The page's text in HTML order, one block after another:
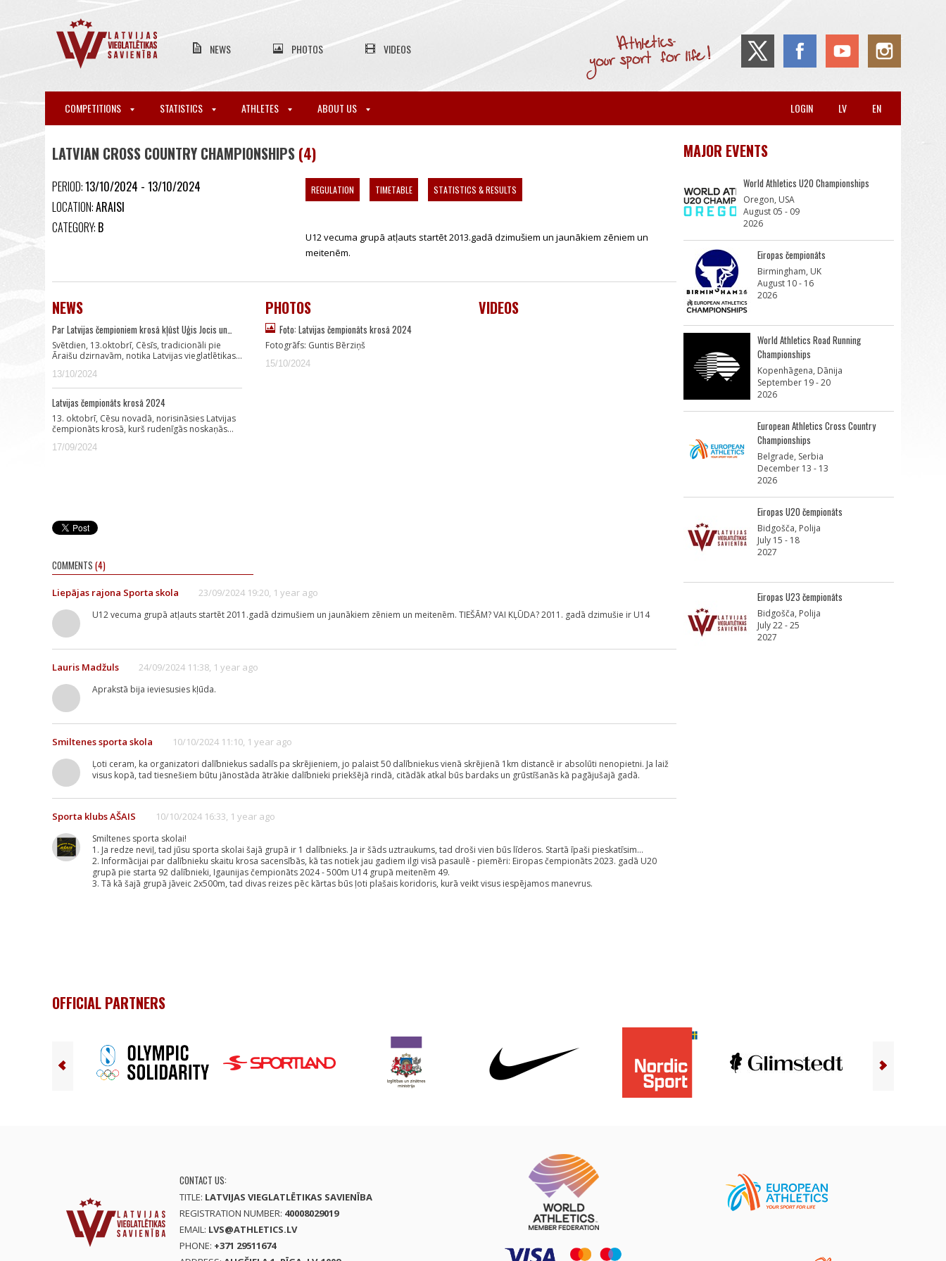
NEWS PHOTOS VIDEOS
COMPETITIONS STATISTICS ATHLETES ABOUT US EN
LV
LOGIN
LATVIAN CROSS COUNTRY CHAMPIONSHIPS (4)
PERIOD:13/10/2024 - 13/10/2024
LOCATION:ARAISI
CATEGORY: B
REGULATION TIMETABLE STATISTICS & RESULTS
U12 vecuma grupā atļauts startēt 2013.gadā dzimušiem un jaunākiem zēniem un
meitenēm.
NEWS
Par Latvijas čempioniem krosā kļūst Uģis Jocis un…
Svētdien, 13.oktobrī, Cēsīs, tradicionāli pie
Āraišu dzirnavām, notika Latvijas vieglatlētikas…
13/10/2024
Latvijas čempionāts krosā 2024
13. oktobrī, Cēsu novadā, norisināsies Latvijas
čempionāts krosā, kurš rudenīgās noskaņās…
17/09/2024
PHOTOS
Foto: Latvijas čempionāts krosā 2024
Fotogrāfs: Guntis Bērziņš
15/10/2024
VIDEOS
COMMENTS (4)
Liepājas rajona Sporta skola 23/09/2024 19:20, 1 year ago
U12 vecuma grupā atļauts startēt 2011.gadā dzimušiem un jaunākiem zēniem un meitenēm. TIEŠĀM? VAI KĻŪDA? 2011. gadā dzimušie ir U14
Lauris Madžuls 24/09/2024 11:38, 1 year ago
Aprakstā bija ieviesusies kļūda.
Smiltenes sporta skola 10/10/2024 11:10, 1 year ago
Ļoti ceram, ka organizatori dalībniekus sadalīs pa skrējieniem, jo palaist 50 dalībniekus vienā skrējienā 1km distancē ir absolūti nenopietni. Ja laiž
visus kopā, tad tiesnešiem būtu jānostāda ātrākie dalībnieki priekšējā rindā, citādāk atkal būs bardaks un grūstīšanās kā pagājušajā gadā.
Sporta klubs AŠAIS 10/10/2024 16:33, 1 year ago
Smiltenes sporta skolai!
1. Ja redze neviļ, tad jūsu sporta skolai šajā grupā ir 1 dalībnieks. Ja ir šāds uztraukums, tad droši vien būs līderos. Startā īpaši pieskatīsim...
2. Informācijai par dalībnieku skaitu krosa sacensībās, kā tas notiek jau gadiem ilgi visā pasaulē - piemēri: Eiropas čempionāts 2023. gadā U20
grupā pie starta 92 dalībnieki, Igaunijas čempionāts 2024 - 500m U14 grupā meitenēm 49.
3. Tā kā šajā grupā jāveic 2x500m, tad divas reizes pēc kārtas būs ļoti plašais koridoris, kurā veikt visus iespējamos manevrus.
MAJOR EVENTS
World Athletics U20 Championships
Oregon, USA
August 05 - 09
2026
Eiropas čempionāts
Birmingham, UK
August 10 - 16
2026
World Athletics Road Running
Championships
Kopenhāgena, Dānija
September 19 - 20
2026
European Athletics Cross Country
Championships
Belgrade, Serbia
December 13 - 13
2026
Eiropas U20 čempionāts
Bidgošča, Polija
July 15 - 18
2027
Eiropas U23 čempionāts
Bidgošča, Polija
July 22 - 25
2027
OFFICIAL PARTNERS
CONTACT US:
TITLE: LATVIJAS VIEGLATLĒTIKAS SAVIENĪBA
REGISTRATION NUMBER: 40008029019
EMAIL: LVS@ATHLETICS.LV
PHONE: +371 29511674